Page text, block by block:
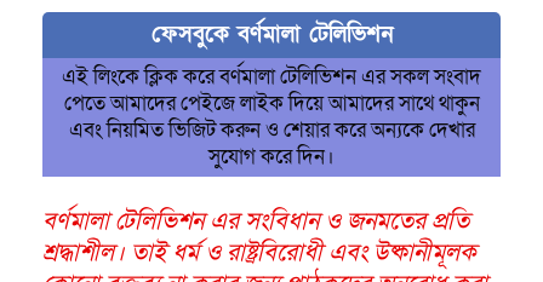
ফেসবুকে বর্ণমালা টেলিভিশন
এই লিংকে ক্লিক করে বর্ণমালা টেলিভিশন এর সকল সংবাদ
পেতে আমাদের পেইজে লাইক দিয়ে আমাদের সাথে থাকুন
এবং নিয়মিত ভিজিট করুন ও শেয়ার করে অন্যকে দেখার
সুযোগ করে দিন।
বর্ণমালা টেলিভিশন এর সংবিধান ও জনমতের প্রতি
শ্রদ্ধাশীল। তাই ধর্ম ও রাষ্ট্রবিরোধী এবং উষ্কানীমূলক